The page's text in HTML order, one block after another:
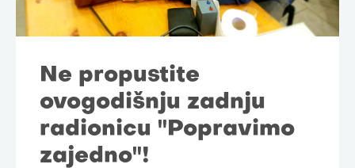
Ne propustite
ovogodišnju zadnju
radionicu "Popravimo
zajedno"!